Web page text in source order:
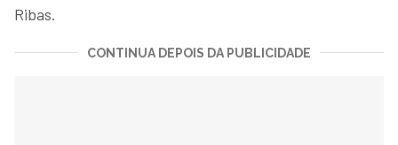
Ribas.
CONTINUA DEPOIS DA PUBLICIDADE